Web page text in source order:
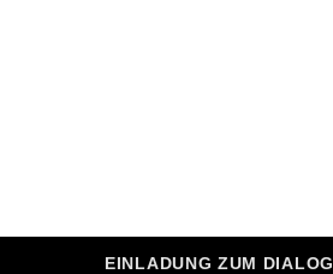
EINLADUNG ZUM DIALOG